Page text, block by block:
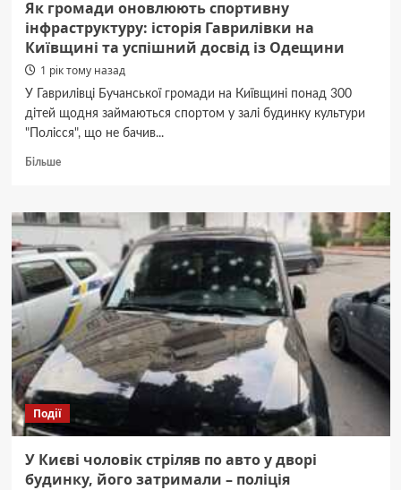
Як громади оновлюють спортивну
інфраструктуру: історія Гаврилівки на
Київщині та успішний досвід із Одещини
1 рік тому назад
У Гаврилівці Бучанської громади на Київщині понад 300
дітей щодня займаються спортом у залі будинку культури
"Полісся", що не бачив...
БільшеДокладніше
громади
оновлюють
спортивну
інфраструктуру:
історія
Гаврилівки
на
Київщині
та
успішний
із
Одещини
Події
У Києві чоловік стріляв по авто у дворі
будинку, його затримали – поліція